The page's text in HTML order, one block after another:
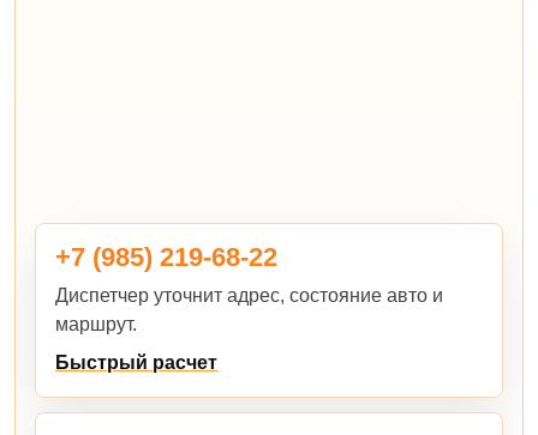
+7 (985) 219-68-22
Диспетчер уточнит адрес, состояние авто и
маршрут.
Быстрый расчет